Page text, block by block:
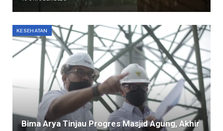
KESEHATAN
Bima Arya Tinjau Progres Masjid Agung, Akhir